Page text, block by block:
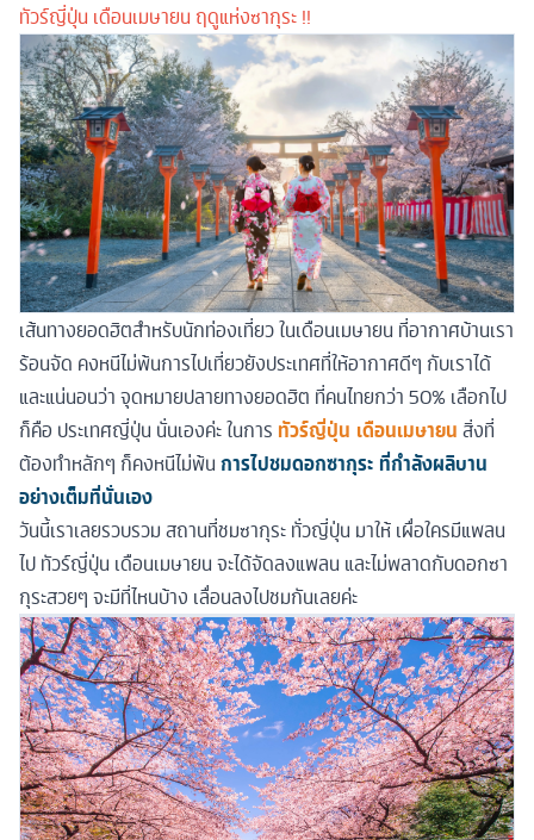
ทัวร์ญี่ปุ่น เดือนเมษายน ฤดูแห่งซากุระ !!
เส้นทางยอดฮิตสำหรับนักท่องเที่ยว ในเดือนเมษายน ที่อากาศบ้านเรา
ร้อนจัด คงหนีไม่พ้นการไปเที่ยวยังประเทศที่ให้อากาศดีๆ กับเราได้
และแน่นอนว่า จุดหมายปลายทางยอดฮิต ที่คนไทยกว่า 50% เลือกไป
ก็คือ ประเทศญี่ปุ่น นั่นเองค่ะ ในการ ทัวร์ญี่ปุ่น เดือนเมษายนสิ่งที่
ต้องทำหลักๆ ก็คงหนีไม่พ้นการไปชมดอกซากุระ ที่กำลังผลิบาน
อย่างเต็มที่นั่นเอง
วันนี้เราเลยรวบรวม สถานที่ชมซากุระ ทั่วญี่ปุ่น มาให้ เผื่อใครมีแพลน
ไป ทัวร์ญี่ปุ่น เดือนเมษายน จะได้จัดลงแพลน และไม่พลาดกับดอกซา
กุระสวยๆ จะมีที่ไหนบ้าง เลื่อนลงไปชมกันเลยค่ะ